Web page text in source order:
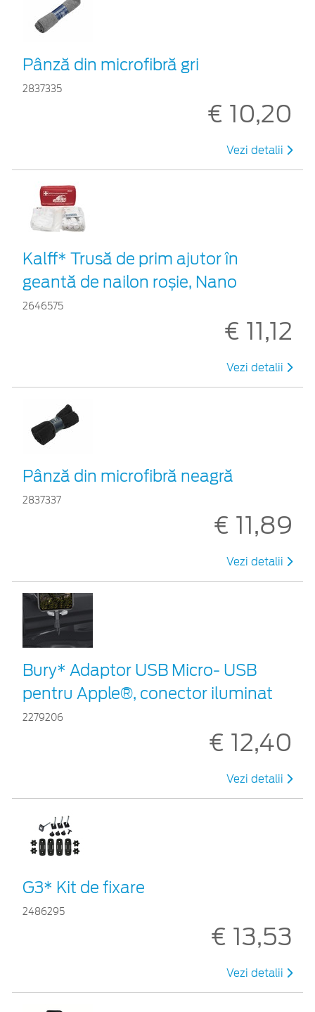
Pânză din microfibră gri
2837335
€ 10,20
Vezi detalii
Kalff* Trusă de prim ajutor în
geantă de nailon roșie, Nano
2646575
€ 11,12
Vezi detalii
Pânză din microfibră neagră
2837337
€ 11,89
Vezi detalii
Bury* Adaptor USB Micro- USB
pentru Apple®, conector iluminat
2279206
€ 12,40
Vezi detalii
G3* Kit de fixare
2486295
€ 13,53
Vezi detalii